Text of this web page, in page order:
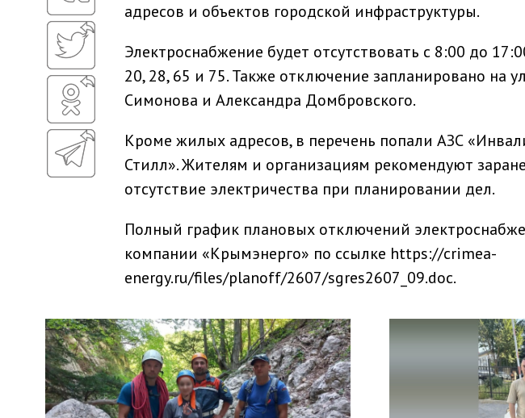
адресов и объектов городской инфраструктуры.
Электроснабжение будет отсутствовать с 8:00 до
20, 28, 65 и 75. Также отключение запланировано на
Симонова и Александра Домбровского.
Кроме жилых адресов, в перечень попали АЗС
Стилл». Жителям и организациям рекомендуют
отсутствие электричества при планировании дел.
Полный график плановых отключений
компании «Крымэнерго» по ссылке https://crimea-
energy.ru/files/planoff/2607/sgres2607_09.doc.